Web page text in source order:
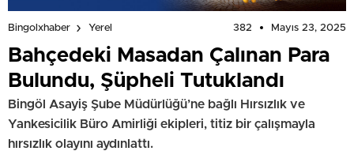
Bingolxhaber Yerel 382 Mayıs 23, 2025
Bahçedeki Masadan Çalınan Para
Bulundu, Şüpheli Tutuklandı
Bingöl Asayiş Şube Müdürlüğü’ne bağlı Hırsızlık ve
Yankesicilik Büro Amirliği ekipleri, titiz bir çalışmayla
hırsızlık olayını aydınlattı.